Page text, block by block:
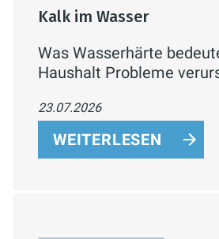
Kalk im Wasser
Was Wasserhärte
Haushalt Probleme
Kalkablagerungen
23.07.2026
WEITERLESEN